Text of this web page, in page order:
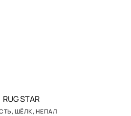
RUG STAR
ШЁЛК, НЕПАЛ